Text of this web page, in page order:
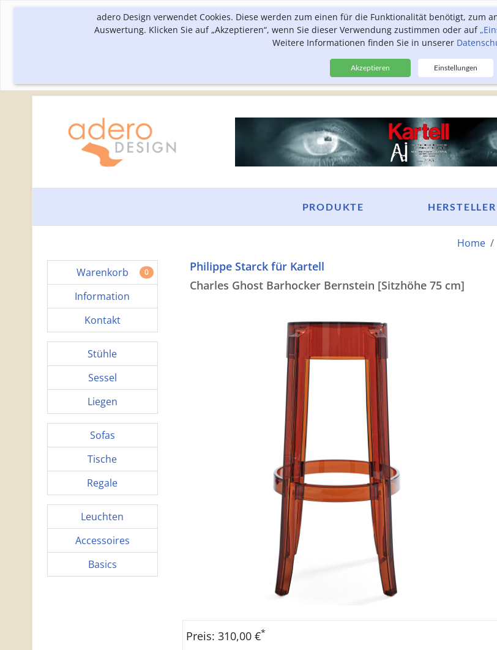
adero Design verwendet Cookies. Diese werden zum einen für die Funktionalität benötigt, zum
Auswertung. Klicken Sie auf „Akzeptieren“, wenn Sie dieser Verwendung zustimmen oder auf
Weitere Informationen finden Sie in unserer
Akzeptieren Einstellungen
HERSTELLER
PRODUKTE
Home
Warenkorb 0
Information
Kontakt
Stühle
Sessel
Liegen
Sofas
Tische
Regale
Leuchten
Accessoires
Basics
Philippe Starck für Kartell
Charles Ghost Barhocker Bernstein [Sitzhöhe 75 cm]
Preis: 310,00 €*